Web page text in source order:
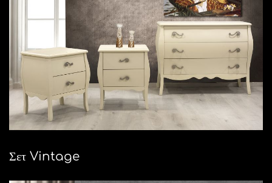
Σετ Vintage